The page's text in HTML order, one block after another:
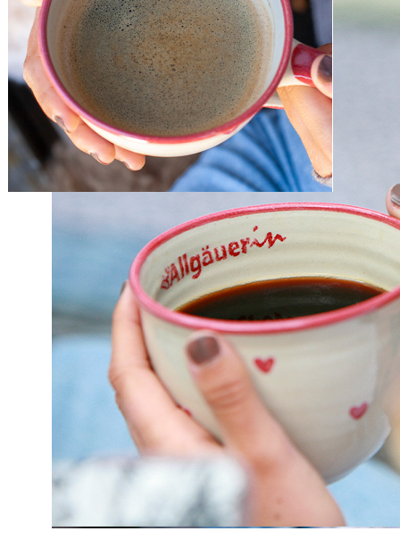
Tasse
Sofort lieferbar
inkl. MwSt.
Zum Warenkorb hinzufügen
Zur Wunschliste hinzufügen
Handgefertigte Tasse aus hochwertiger Keramik
- Jede Tasse ein liebevolles Unikat br> - Füllmenge: 330 ml
Für den perfekten Start in den Tag
Sie suchen nach einer einzigartigen und handgearbeiteten
Geschenkidee oder wollen sich selbst etwas Schönes gönnen?